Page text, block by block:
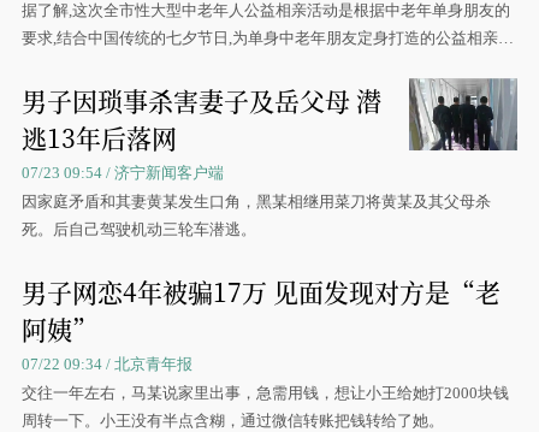
据了解,这次全市性大型中老年人公益相亲活动是根据中老年单身朋友的
要求,结合中国传统的七夕节日,为单身中老年朋友定身打造的公益相亲活
男子因琐事杀害妻子及岳父母 潜
逃13年后落网
07/23 09:54 / 济宁新闻客户端
因家庭矛盾和其妻黄某发生口角，黑某相继用菜刀将黄某及其父母杀
死。后自己驾驶机动三轮车潜逃。
男子网恋4年被骗17万 见面发现对方是“老
阿姨”
07/22 09:34 / 北京青年报
交往一年左右，马某说家里出事，急需用钱，想让小王给她打2000块钱
周转一下。小王没有半点含糊，通过微信转账把钱转给了她。